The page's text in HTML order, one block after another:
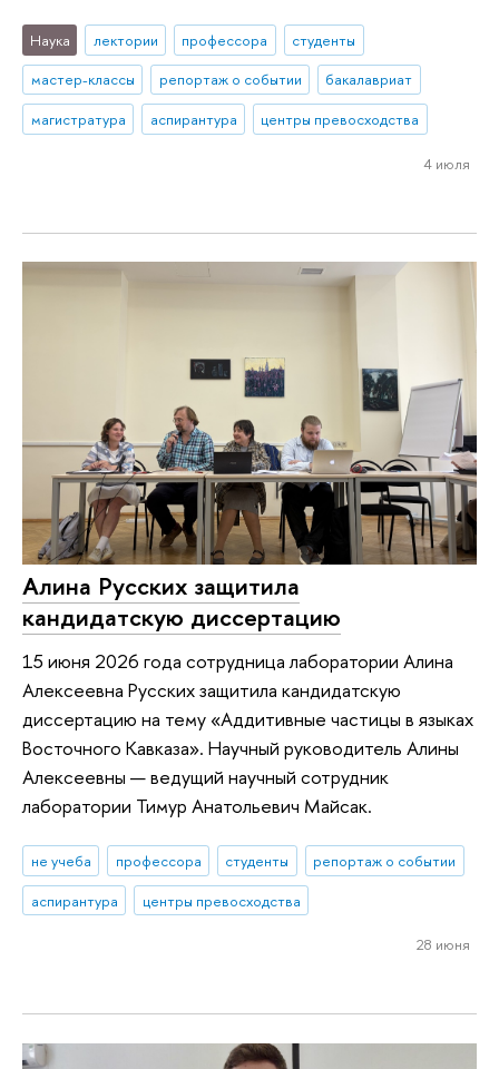
Наука лектории профессора
студенты
мастер-классы
репортаж о событии
бакалавриат
магистратура
аспирантура центры превосходства
4 июля
Алина Русских защитила
кандидатскую диссертацию
15 июня 2026 года сотрудница лаборатории Алина
Алексеевна Русских защитила кандидатскую
диссертацию на тему «Аддитивные частицы в языках
Восточного Кавказа». Научный руководитель Алины
Алексеевны — ведущий научный сотрудник
лаборатории Тимур Анатольевич Майсак.
не учеба профессора студенты
репортаж о событии
аспирантура
центры превосходства
28 июня